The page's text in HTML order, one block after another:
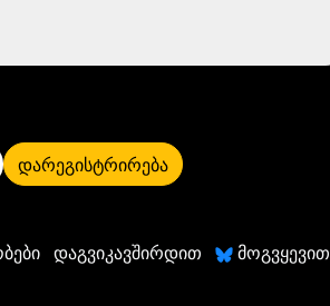
დარეგისტრირება
დაგვიკავშირდით
მოგვყევით